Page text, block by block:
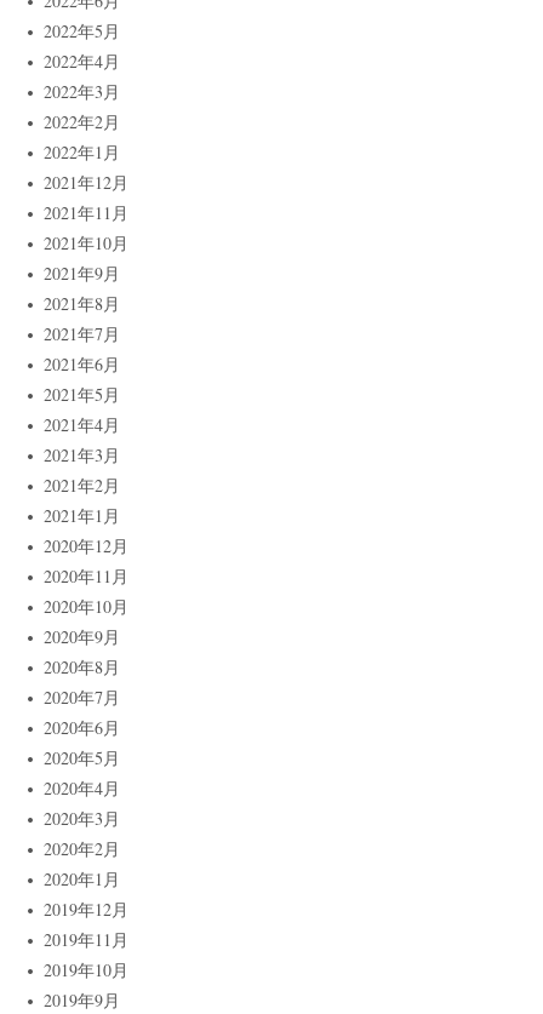
2022年5月
2022年4月
2022年3月
2022年2月
2022年1月
2021年12月
2021年11月
2021年10月
2021年9月
2021年8月
2021年7月
2021年6月
2021年5月
2021年4月
2021年3月
2021年2月
2021年1月
2020年12月
2020年11月
2020年10月
2020年9月
2020年8月
2020年7月
2020年6月
2020年5月
2020年4月
2020年3月
2020年2月
2020年1月
2019年12月
2019年11月
2019年10月
2019年9月